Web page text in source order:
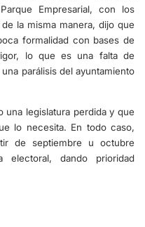
Empresarial, con los
la misma manera, dijo que
formalidad con bases de
lo que es una falta de
parálisis del ayuntamiento
una legislatura perdida y que
lo necesita. En todo caso,
de septiembre u octubre
electoral, dando prioridad